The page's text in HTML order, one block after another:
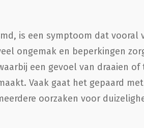
is een symptoom dat vooral
ongemak en beperkingen
een gevoel van draaien
Vaak gaat het gepaard
oorzaken voor